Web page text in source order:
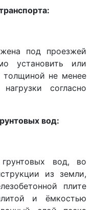
под проезжей
установить или
толщиной не менее
согласно
вод:
вод, во
из земли,
плите
и ёмкостью